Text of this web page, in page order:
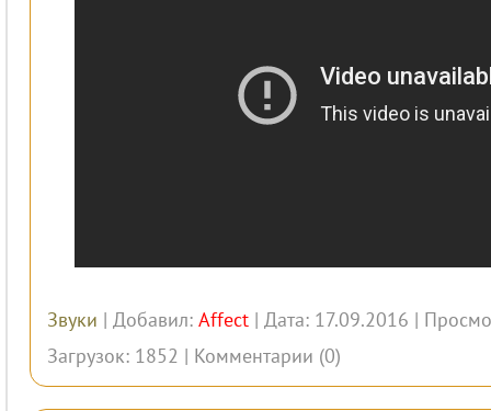
Звуки | Добавил: Affect | Дата: 17.09.2016 |
Загрузок: 1852 | Комментарии (0)